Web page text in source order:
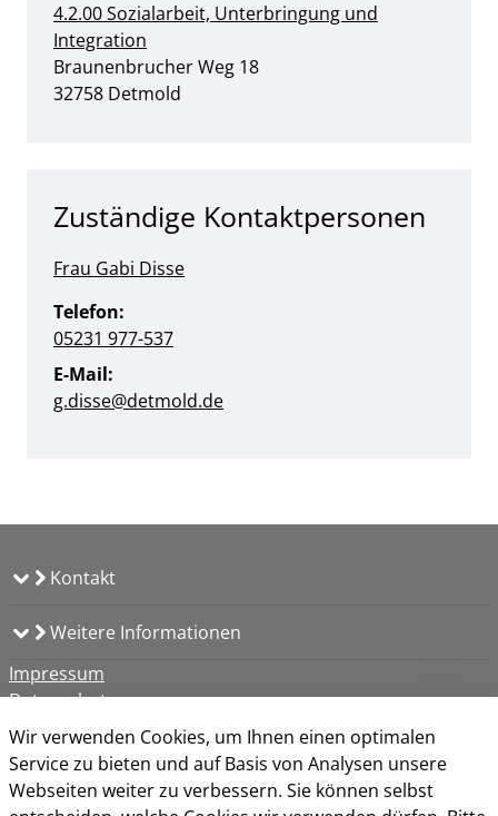
4.2.00 Sozialarbeit, Unterbringung und
Integration
Straße:
Braunenbrucher Weg Hausnummer:
18
PLZ:
32758 Ort:
Detmold
Zuständige Kontaktpersonen
Frau Gabi Disse
Telefon:
05231 977-537
E-Mail:
g.disse@detmold.de
Kontakt
Weitere Informationen
Impressum
Datenschutz
Kontakt
Barrierefreiheit
Nutzungsbedingungen
Cookie-Richtlinie
Wir verwenden Cookies, um Ihnen einen optimalen
Service zu bieten und auf Basis von Analysen unsere
Webseiten weiter zu verbessern. Sie können selbst